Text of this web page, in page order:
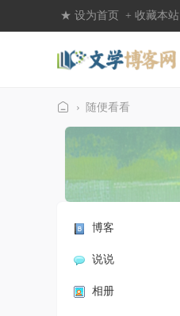
★ 设为首页 + 收藏本站
文
客
› 随便看看
博客
说说
相册